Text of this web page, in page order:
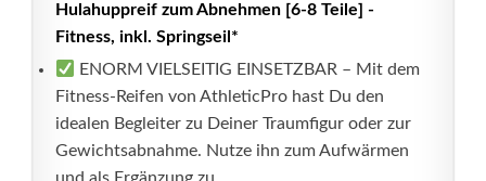
Hulahuppreif zum Abnehmen [6-8 Teile] -
Fitness, inkl. Springseil*
ENORM VIELSEITIG EINSETZBAR – Mit dem
Fitness-Reifen von AthleticPro hast Du den
idealen Begleiter zu Deiner Traumfigur oder zur
Gewichtsabnahme. Nutze ihn zum Aufwärmen